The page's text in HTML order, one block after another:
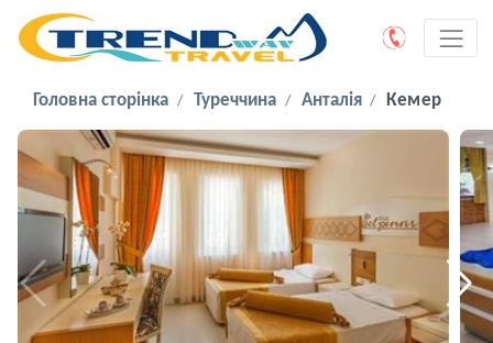
Головна сторінка Туреччина Анталія Кемер